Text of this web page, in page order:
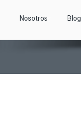
Nosotros Blog